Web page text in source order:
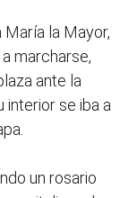
la Mayor,
marcharse,
ante la
interior se iba a
un rosario